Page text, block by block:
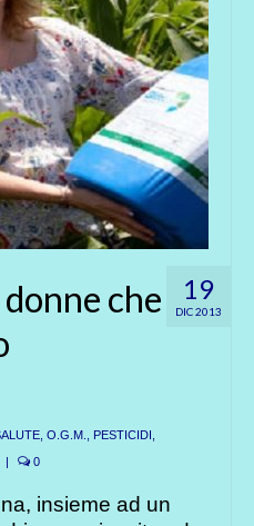
19
DIC 2013
che
O.G.M.
PESTICIDI,
| 0
insieme ad un